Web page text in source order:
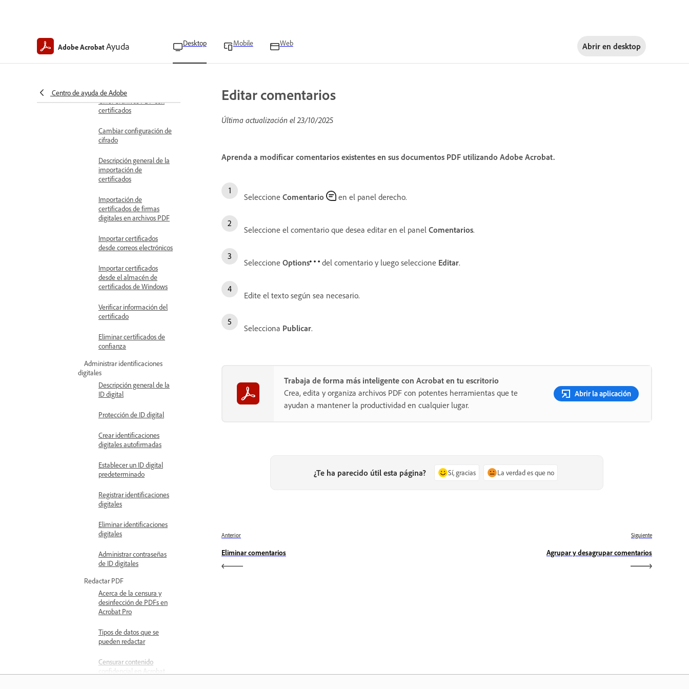
Adobe AcrobatAyuda Desktop Mobile Web Abrir en desktop
Centro de ayuda de Adobe
bloqueados
Opciones de seguridad de
Cifrar con certificados
Cifrar archivos PDF con
certificados
Cambiar configuración de
cifrado
Descripción general de la
importación de
certificados
Importación de
certificados de firmas
digitales en archivos PDF
Importar certificados
desde correos electrónicos
Importar certificados
desde el almacén de
certificados de Windows
Verificar información del
certificado
Eliminar certificados de
confianza
Administrar identificaciones
digitales
Descripción general de la
ID digital
Protección de ID digital
Crear identificaciones
digitales autofirmadas
Establecer un ID digital
predeterminado
Registrar identificaciones
digitales
Eliminar identificaciones
digitales
Administrar contraseñas
de ID digitales
Redactar PDF
Acerca de la censura y
desinfección de PDFs en
Acrobat Pro
Tipos de datos que se
pueden redactar
Censurar contenido
confidencial en Acrobat
Editar comentarios
Última actualización el23/10/2025
Aprenda a modificar comentarios existentes en sus documentos PDF utilizando Adobe Acrobat.
Seleccione Comentario en el panel derecho.
Seleccione el comentario que desea editar en el panel Comentarios.
Seleccione Options del comentario y luego seleccione Editar.
Edite el texto según sea necesario.
Selecciona Publicar.
Trabaja de forma más inteligente con Acrobat en tu escritorio
Crea, edita y organiza archivos PDF con potentes herramientas que te
ayudan a mantener la productividad en cualquier lugar.
Abrir la aplicación
¿Te ha parecido útil esta página? Sí, gracias La verdad es que no
Anterior
Eliminar comentarios
Siguiente
Agrupar y desagrupar comentarios